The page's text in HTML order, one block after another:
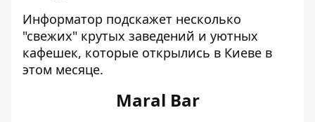
Информатор подскажет несколько
"свежих" крутых заведений и уютных
кафешек, которые открылись в Киеве в
этом месяце.
Maral Bar